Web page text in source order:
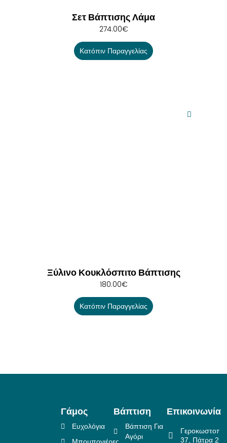
Σετ Βάπτισης Λάμα
274.00€
Κατόπιν Παραγγελίας
Ξύλινο Κουκλόσπιτο Βάπτισης
180.00€
Κατόπιν Παραγγελίας
Γάμος
Ευχολόγια
Βάπτιση
Βάπτιση Για
Αγόρι
Επικοινωνία
37, Πάτρα